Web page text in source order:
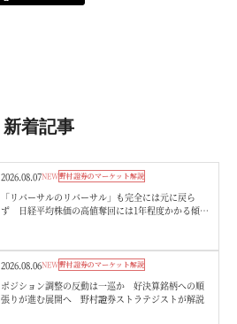
新着記事
2026.08.07NEW野村證券のマーケット解説
「リバーサルのリバーサル」も完全には元に戻ら
ず 日経平均株価の高値奪回には1年程度かかる傾
2026.08.06NEW野村證券のマーケット解説
ポジション調整の反動は一巡か 好決算銘柄への順
張りが進む展開へ 野村證券ストラテジストが解説